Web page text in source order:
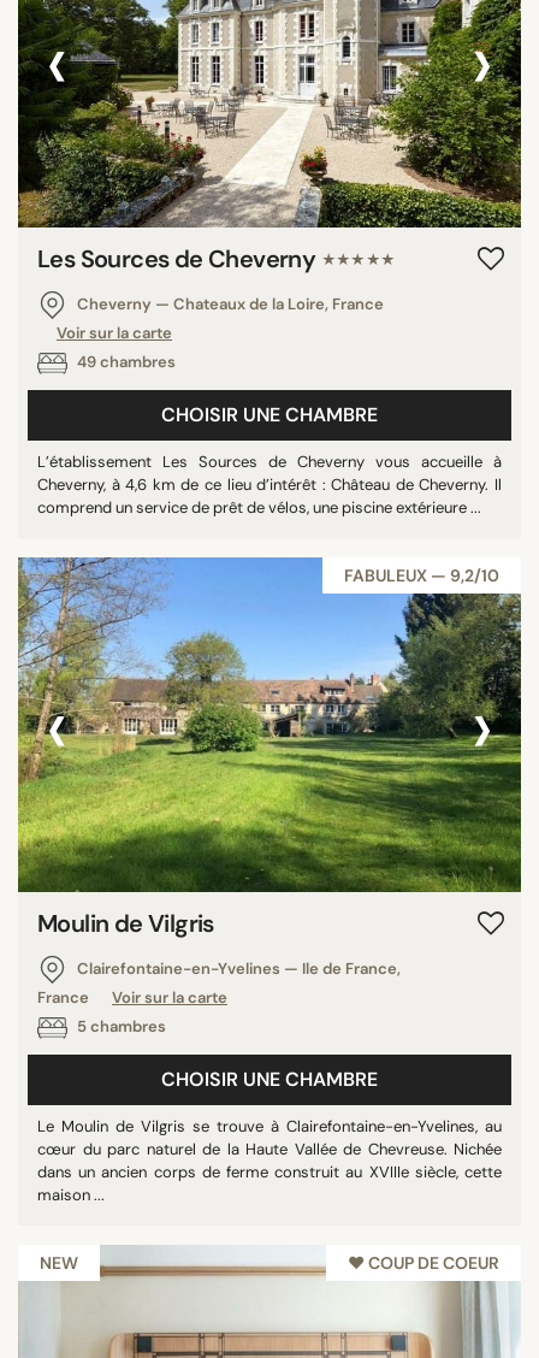
‹ ›
Les Sources de Cheverny ★★★★★
Cheverny — Chateaux de la Loire, France
Voir sur la carte
49 chambres
CHOISIR UNE CHAMBRE
L’établissement Les Sources de Cheverny vous accueille à
Cheverny, à 4,6 km de ce lieu d’intérêt : Château de Cheverny. Il
comprend un service de prêt de vélos, une piscine extérieure ...
FABULEUX — 9,2/10
‹ ›
Moulin de Vilgris
Clairefontaine-en-Yvelines — Ile de France,
France
Voir sur la carte
5 chambres
CHOISIR UNE CHAMBRE
Le Moulin de Vilgris se trouve à Clairefontaine-en-Yvelines, au
cœur du parc naturel de la Haute Vallée de Chevreuse. Nichée
dans un ancien corps de ferme construit au XVIIIe siècle, cette
maison ...
NEW ♥︎ COUP DE COEUR